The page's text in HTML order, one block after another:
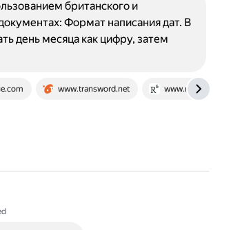
www.transword.net
британского и
Формат написания дат. В
день месяца как цифру, затем